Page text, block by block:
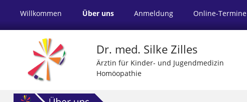
Willkommen Über uns Anmeldung Online-Termine
Dr. med. Silke Zilles
Ärztin für Kinder- und Jugendmedizin
Homöopathie